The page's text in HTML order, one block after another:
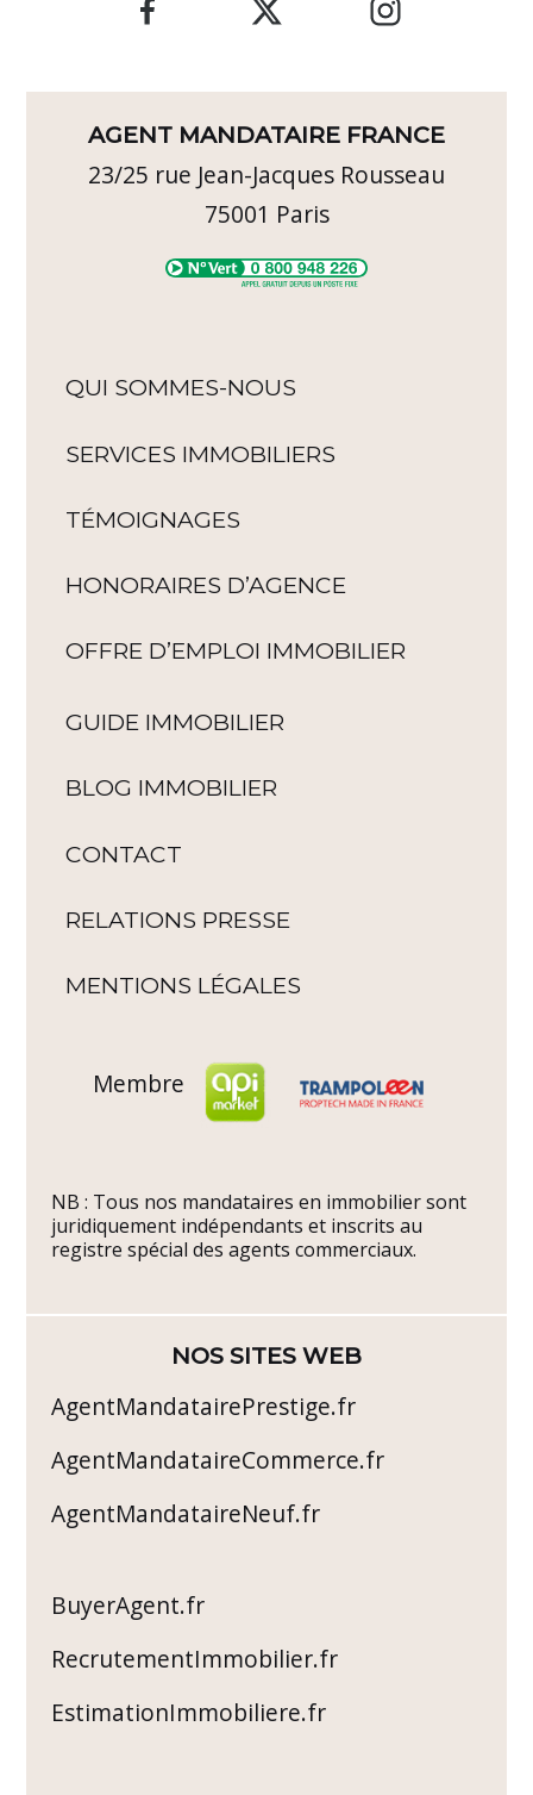
AGENT MANDATAIRE FRANCE
23/25 rue Jean-Jacques Rousseau
75001 Paris
QUI SOMMES-NOUS
SERVICES IMMOBILIERS
TÉMOIGNAGES
HONORAIRES D’AGENCE
OFFRE D’EMPLOI IMMOBILIER
GUIDE IMMOBILIER
BLOG IMMOBILIER
CONTACT
RELATIONS PRESSE
MENTIONS LÉGALES
Membre
NB : Tous nos mandataires en immobilier sont
juridiquement indépendants et inscrits au
registre spécial des agents commerciaux.
NOS SITES WEB
AgentMandatairePrestige.fr
AgentMandataireCommerce.fr
AgentMandataireNeuf.fr
BuyerAgent.fr
RecrutementImmobilier.fr
EstimationImmobiliere.fr